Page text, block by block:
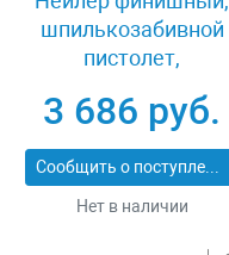
шпилькозабивной
пистолет,
гвоздь 23GA D 0.64
мм длина 10-30 мм
Matrix 57425
3 686 руб.
Сообщить о поступлении
Нет в наличии